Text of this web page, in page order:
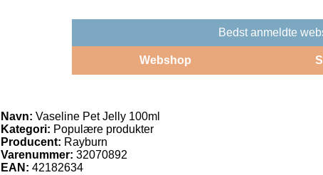
Bedst anmeldte
Webshop
Navn: Vaseline Pet Jelly 100ml
Kategori: Populære produkter
Producent: Rayburn
Varenummer: 32070892
EAN: 42182634